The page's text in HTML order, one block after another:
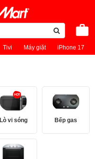
Tivi Máy giặt iPhone 17
Lò vi sóng Bếp gas